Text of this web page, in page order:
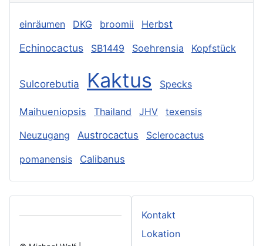
einräumen DKG broomii Herbst
Echinocactus SB1449 Soehrensia Kopfstück
Sulcorebutia Kaktus Specks
Maihueniopsis Thailand JHV
texensis
Neuzugang
Austrocactus Sclerocactus
pomanensis Calibanus
Kontakt
Lokation